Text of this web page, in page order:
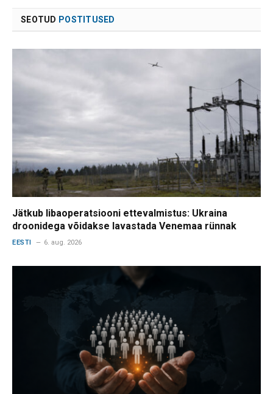
SEOTUD POSTITUSED
Jätkub libaoperatsiooni ettevalmistus: Ukraina
droonidega võidakse lavastada Venemaa rünnak
EESTI 6. aug. 2026